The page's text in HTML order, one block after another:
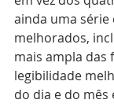
ainda uma série
melhorados,
mais ampla das
legibilidade
do dia e do mês